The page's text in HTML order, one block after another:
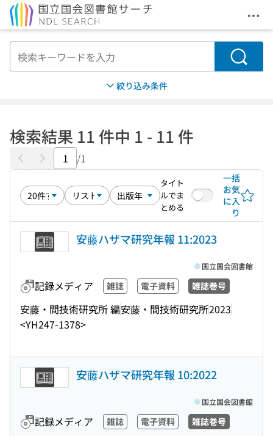
メ
検索
絞り込み条件
検索結果 11 件中 1 - 11 件
/1
タイト
ルでま
とめる
一括
お気
に入
り
安藤ハザマ研究年報 11:2023
記録メディア 雑誌 電子資料 雑誌巻号
安藤・間技術研究所 編安藤・間技術研究所2023
<YH247-1378>
国立国会図書館
安藤ハザマ研究年報 10:2022
記録メディア 雑誌 電子資料 雑誌巻号
国立国会図書館